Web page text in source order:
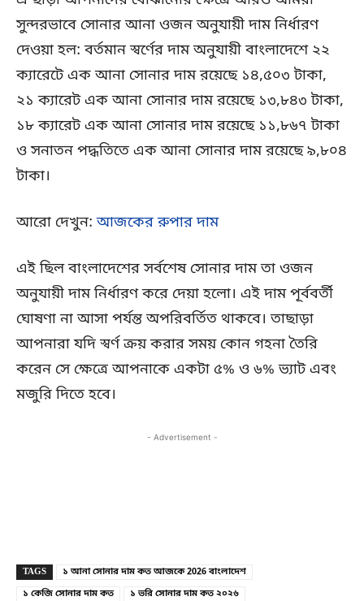
সুন্দরভাবে সোনার আনা ওজন অনুযায়ী দাম নির্ধারণ
দেওয়া হল: বর্তমান স্বর্ণের দাম অনুযায়ী বাংলাদেশে ২২
ক্যারেটে এক আনা সোনার দাম রয়েছে ১৪,৫০৩ টাকা,
২১ ক্যারেট এক আনা সোনার দাম রয়েছে ১৩,৮৪৩ টাকা,
১৮ ক্যারেট এক আনা সোনার দাম রয়েছে ১১,৮৬৭ টাকা
ও সনাতন পদ্ধতিতে এক আনা সোনার দাম রয়েছে ৯,৮০৪
টাকা।
আরো দেখুন:আজকের রুপার দাম
এই ছিল বাংলাদেশের সর্বশেষ সোনার দাম তা ওজন
অনুযায়ী দাম নির্ধারণ করে দেয়া হলো। এই দাম পূর্ববর্তী
ঘোষণা না আসা পর্যন্ত অপরিবর্তিত থাকবে। তাছাড়া
আপনারা যদি স্বর্ণ ক্রয় করার সময় কোন গহনা তৈরি
করেন সে ক্ষেত্রে আপনাকে একটা ৫% ও ৬% ভ্যাট এবং
মজুরি দিতে হবে।
- Advertisement -
TAGS
১ আনা সোনার দাম কত আজকে 2026 বাংলাদেশ
১ কেজি সোনার দাম কত
১ ভরি সোনার দাম কত ২০২৬